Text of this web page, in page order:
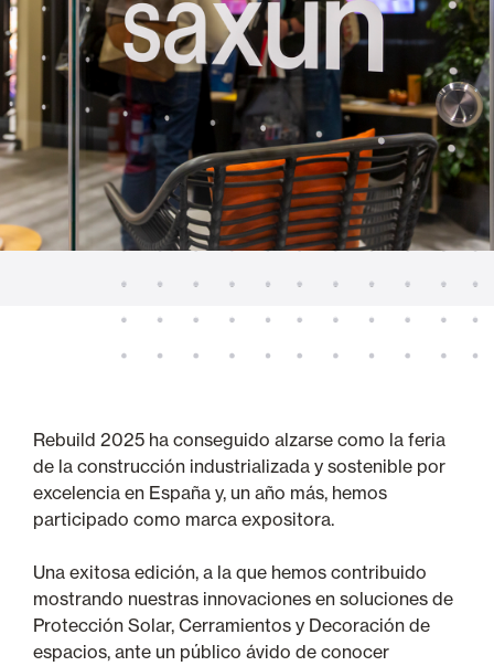
Rebuild 2025 ha conseguido alzarse como la feria
de la construcción industrializada y sostenible por
excelencia en España y, un año más, hemos
participado como marca expositora.
Una exitosa edición, a la que hemos contribuido
mostrando nuestras innovaciones en soluciones de
Protección Solar, Cerramientos y Decoración de
espacios, ante un público ávido de conocer